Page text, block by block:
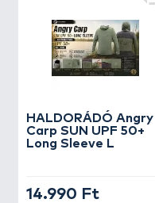
HALDORÁDÓ Angry
Carp SUN UPF 50+
Long Sleeve L
14.990 Ft